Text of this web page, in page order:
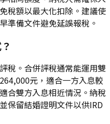
稅額以最大化扣除。建議使
準備文件避免延誤報稅。
稅。合併評稅通常能運用雙
元，適合一方入息較
合雙方入息相近情況。納稅
保留結婚證明文件以供IRD